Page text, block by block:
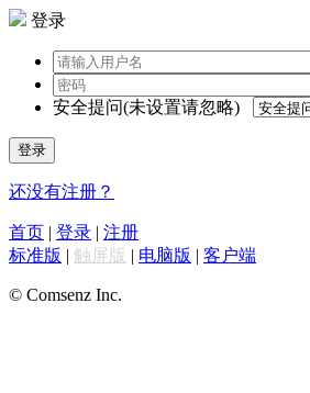
登录
安全提问(未设置请忽略)
登录
还没有注册？
首页 | 登录 | 注册
标准版 | 触屏版 | 电脑版 | 客户端
© Comsenz Inc.